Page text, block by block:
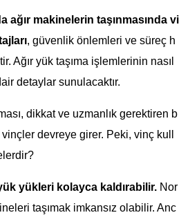
ağır makinelerin taşınmasında vi
, güvenlik önlemleri ve süreç h
Ağır yük taşıma işlemlerinin nasıl
detaylar sunulacaktır.
dikkat ve uzmanlık gerektiren b
devreye girer. Peki, vinç kull
yükleri kolayca kaldırabilir. Nor
taşımak imkansız olabilir. Anc